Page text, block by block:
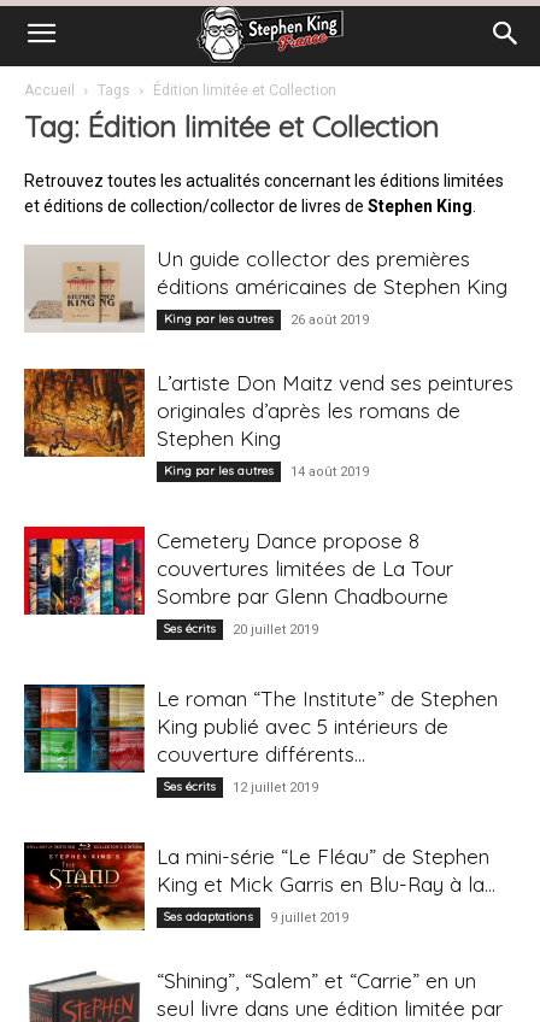
Accueil Tags Édition limitée et Collection
Tag: Édition limitée et Collection
Retrouvez toutes les actualités concernant les éditions limitées
et éditions de collection/collector de livres de Stephen King
Un guide collector des premières
éditions américaines de Stephen King
King par les autres 26 août 2019
L’artiste Don Maitz vend ses peintures
originales d’après les romans de
Stephen King
King par les autres 14 août 2019
Cemetery Dance propose 8
couvertures limitées de La Tour
Sombre par Glenn Chadbourne
Ses écrits 20 juillet 2019
Le roman “The Institute” de Stephen
King publié avec 5 intérieurs de
couverture différents...
Ses écrits 12 juillet 2019
La mini-série “Le Fléau” de Stephen
King et Mick Garris en Blu-Ray à la...
Ses adaptations 9 juillet 2019
“Shining”, “Salem” et “Carrie” en un
seul livre dans une édition limitée par